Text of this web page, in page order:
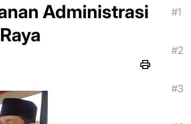
Administrasi